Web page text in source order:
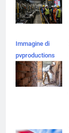
Immagine di
pvproductions
su Magnific